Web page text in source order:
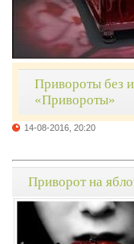
Привороты без
«Привороты»
14-08-2016, 20:20
Приворот на